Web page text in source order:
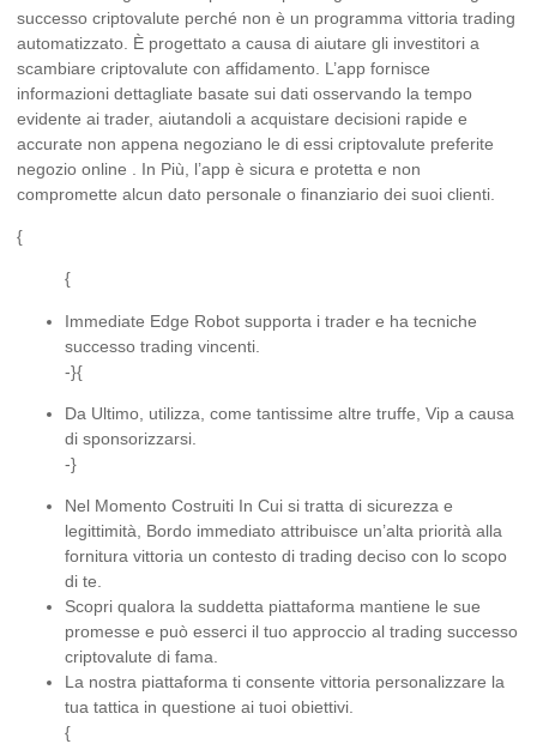
successo criptovalute perché non è un programma vittoria trading
automatizzato. È progettato a causa di aiutare gli investitori a
scambiare criptovalute con affidamento. L’app fornisce
informazioni dettagliate basate sui dati osservando la tempo
evidente ai trader, aiutandoli a acquistare decisioni rapide e
accurate non appena negoziano le di essi criptovalute preferite
negozio online . In Più, l’app è sicura e protetta e non
compromette alcun dato personale o finanziario dei suoi clienti.
{
{
Immediate Edge Robot supporta i trader e ha tecniche
successo trading vincenti.
-}{
Da Ultimo, utilizza, come tantissime altre truffe, Vip a causa
di sponsorizzarsi.
-}
Nel Momento Costruiti In Cui si tratta di sicurezza e
legittimità, Bordo immediato attribuisce un’alta priorità alla
fornitura vittoria un contesto di trading deciso con lo scopo
di te.
Scopri qualora la suddetta piattaforma mantiene le sue
promesse e può esserci il tuo approccio al trading successo
criptovalute di fama.
La nostra piattaforma ti consente vittoria personalizzare la
tua tattica in questione ai tuoi obiettivi.
{